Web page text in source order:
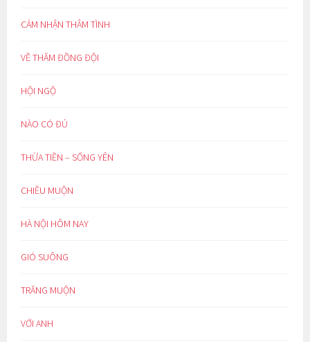
CẢM NHẬN THÂM TÌNH
VỀ THĂM ĐỒNG ĐỘI
HỘI NGỘ
NÀO CÓ ĐỦ
THỪA TIỀN – SỐNG YÊN
CHIỀU MUỘN
HÀ NỘI HÔM NAY
GIÓ SUÔNG
TRĂNG MUỘN
VỚI ANH